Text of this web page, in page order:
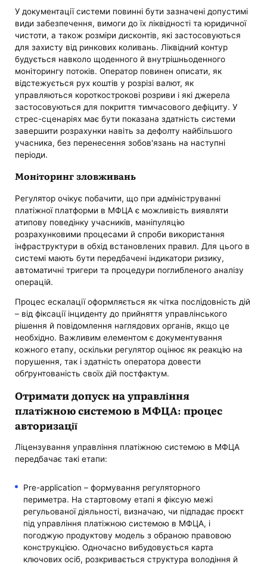
У документації системи повинні бути зазначені допустимі
види забезпечення, вимоги до їх ліквідності та юридичної
чистоти, а також розміри дисконтів, які застосовуються
для захисту від ринкових коливань. Ліквідний контур
будується навколо щоденного й внутрішньоденного
моніторингу потоків. Оператор повинен описати, як
відстежується рух коштів у розрізі валют, як
управляються короткострокові розриви і які джерела
застосовуються для покриття тимчасового дефіциту. У
стрес-сценаріях має бути показана здатність системи
завершити розрахунки навіть за дефолту найбільшого
учасника, без перенесення зобов'язань на наступні
періоди.
Моніторинг зловживань
Регулятор очікує побачити, що при адмініструванні
платіжної платформи в МФЦА є можливість виявляти
атипову поведінку учасників, маніпуляцію
розрахунковими процесами й спроби використання
інфраструктури в обхід встановлених правил. Для цього в
системі мають бути передбачені індикатори ризику,
автоматичні тригери та процедури поглибленого аналізу
операцій.
Процес ескалації оформляється як чітка послідовність дій
– від фіксації інциденту до прийняття управлінського
рішення й повідомлення наглядових органів, якщо це
необхідно. Важливим елементом є документування
кожного етапу, оскільки регулятор оцінює як реакцію на
порушення, так і здатність оператора довести
обґрунтованість своїх дій постфактум.
Отримати допуск на управління
платіжною системою в МФЦА: процес
авторизації
Ліцензування управління платіжною системою в МФЦА
передбачає такі етапи:
Pre-application – формування регуляторного
периметра. На стартовому етапі я фіксую межі
регульованої діяльності, визначаю, чи підпадає проєкт
під управління платіжною системою в МФЦА, і
погоджую продуктову модель з обраною правовою
конструкцією. Одночасно вибудовується карта
ключових осіб, розкривається структура володіння й